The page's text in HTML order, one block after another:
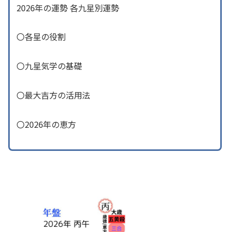
2026年の運勢 各九星別運勢
〇各星の役割
〇九星気学の基礎
〇最大吉方の活用法
〇2026年の恵方